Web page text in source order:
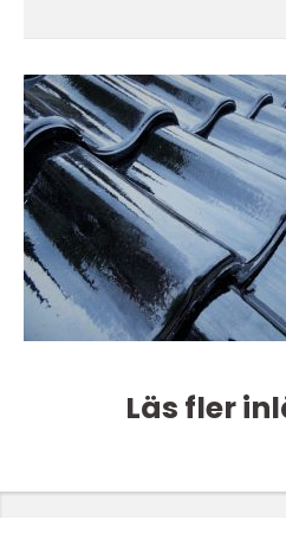
Läs fler